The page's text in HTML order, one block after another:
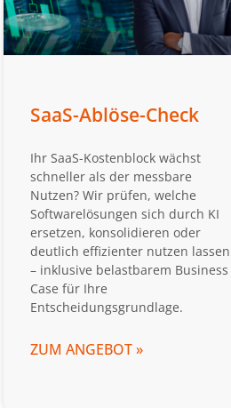
SaaS-Ablöse-Check
Ihr SaaS-Kostenblock wächst
schneller als der messbare
Nutzen? Wir prüfen, welche
Softwarelösungen sich durch KI
ersetzen, konsolidieren oder
deutlich effizienter nutzen lassen
– inklusive belastbarem Business
Case für Ihre
Entscheidungsgrundlage.
ZUM ANGEBOT »